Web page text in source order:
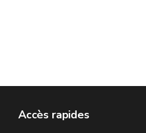
Accès rapides